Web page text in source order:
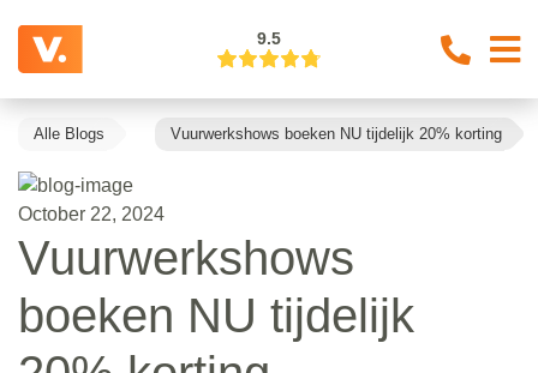
9.5
Alle Blogs Vuurwerkshows boeken NU tijdelijk 20% korting
October 22, 2024
Vuurwerkshows
boeken NU tijdelijk